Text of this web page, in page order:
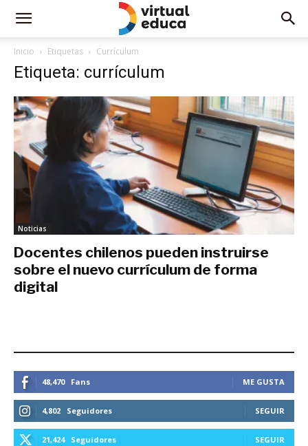
Inicio Etiquetas Currículum
Etiqueta: currículum
Noticias
Docentes chilenos pueden instruirse
sobre el nuevo currículum de forma
digital
48,470 Fans ME GUSTA
4,802 Seguidores SEGUIR
21,424 Seguidores SEGUIR